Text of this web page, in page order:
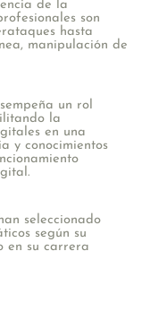
de la
son
hasta
manipulación de
un rol
la
en una
y conocimientos
seleccionado
según su
en su carrera